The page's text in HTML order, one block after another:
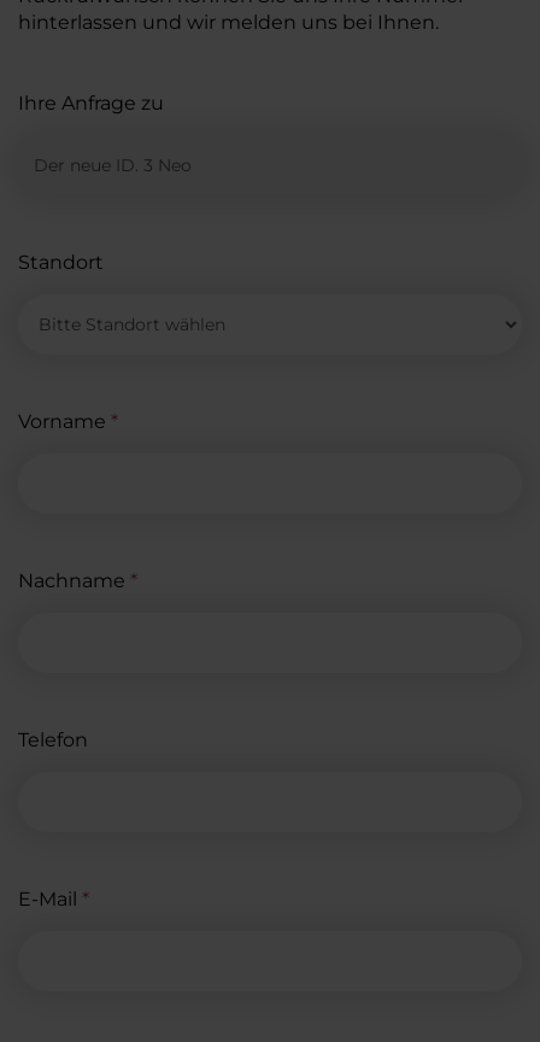
hinterlassen und wir melden uns bei Ihnen.
Ihre Anfrage zu
Standort
Vorname *
Nachname *
Telefon
E-Mail *